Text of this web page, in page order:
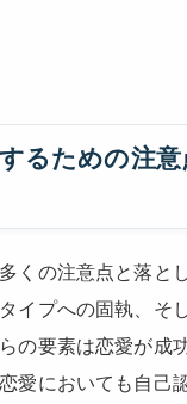
るための注意
くの注意点と落と
イプへの固執、そ
の要素は恋愛が成
愛においても自己